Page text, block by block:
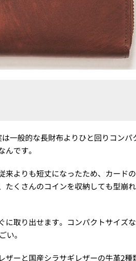
一般的な長財布よりひと回りコンパ
です。
よりも短丈になったため、カード
くさんのコインを収納しても型崩
取り出せます。コンパクトサイズ
い。
ーと国産シラサギレザーの牛革2種